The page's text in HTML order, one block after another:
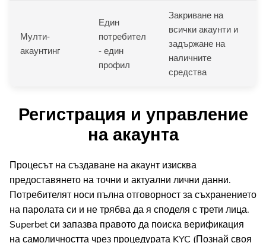
Мулти-
акаунтинг
Един
потребител
- един
профил
Закриване на
всички акаунти и
задържане на
наличните
средства
Регистрация и управление
на акаунта
Процесът на създаване на акаунт изисква
предоставянето на точни и актуални лични данни.
Потребителят носи пълна отговорност за съхранението
на паролата си и не трябва да я споделя с трети лица.
Superbet си запазва правото да поиска верификация
на самоличността чрез процедурата KYC (Познай своя